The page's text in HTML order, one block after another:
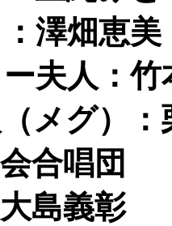
澤畑恵美
夫人：竹
メグ）：
合唱団
島義彰